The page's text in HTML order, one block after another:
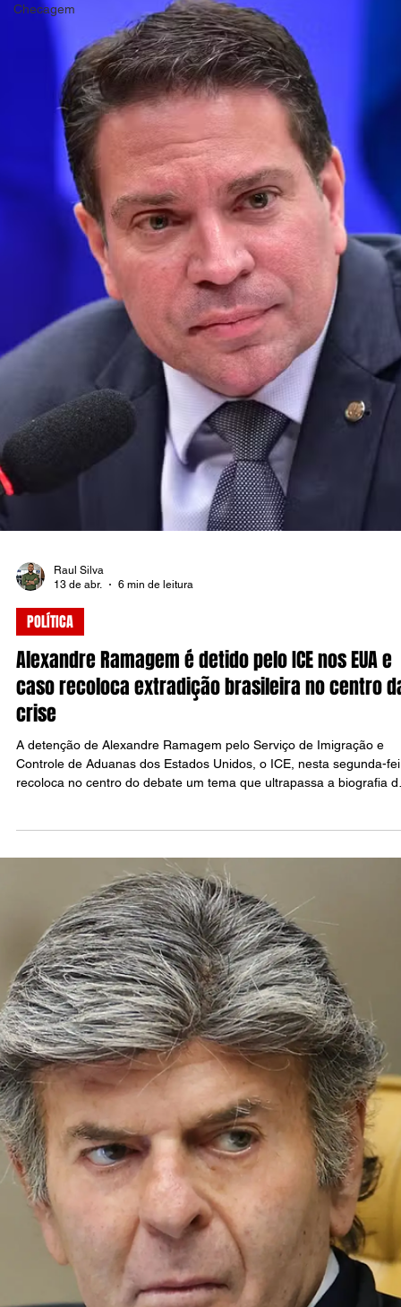
Checagem
Raul Silva
13 de abr.
6 min de leitura
POLÍTICA
Alexandre Ramagem é detido pelo ICE nos EUA e
caso recoloca extradição brasileira no centro
crise
Controle de Aduanas dos Estados Unidos, o ICE, nesta segunda-
ex-diretor da Abin e ex-deputado federal: até onde vai a
do Estado brasileiro de fazer valer, fora de suas fronteiras, decisões
judiciais ligadas à trama golpista que tentou corroer a ordem
democrática após a eleição de 2022.